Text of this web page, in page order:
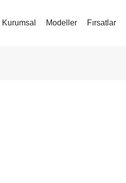
Kurumsal Modeller Fırsatlar